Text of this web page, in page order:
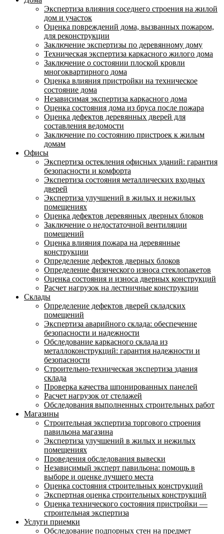
Экспертиза влияния соседнего строения на жилой
дом и участок
Оценка повреждений дома, вызванных пожаром,
для реконструкции
Заключение экспертизы по деревянному дому
Техническая экспертиза каркасного жилого дома
Заключение о состоянии плоской кровли
многоквартирного дома
Оценка влияния пристройки на техническое
состояние дома
Независимая экспертиза каркасного дома
Оценка состояния дома из бруса после пожара
Оценка дефектов деревянных дверей для
составления ведомости
Заключение по состоянию пристроек к жилым
домам
Офисы
Экспертиза остекления офисных зданий: гарантия
безопасности и комфорта
Экспертиза состояния металлических входных
дверей
Экспертиза улучшений в жилых и нежилых
помещениях
Оценка дефектов деревянных дверных блоков
Заключение о недостаточной вентиляции
помещений
Оценка влияния пожара на деревянные
конструкции
Определение дефектов дверных блоков
Определение физического износа стеклопакетов
Оценка состояния и износа дверных конструкций
Расчет нагрузок на лестничные конструкции
Склады
Определение дефектов дверей складских
помещений
Экспертиза аварийного склада: обеспечение
безопасности и надежности
Обследование каркасного склада из
металлоконструкций: гарантия надежности и
безопасности
Строительно-техническая экспертиза здания
склада
Проверка качества шпонированных панелей
Расчет нагрузок от стелажей
Обследования выполненных строительных работ
Магазины
Строительная экспертиза торгового строения
павильона магазина
Экспертиза улучшений в жилых и нежилых
помещениях
Проведения обследования вывески
Независимый эксперт павильона: помощь в
выборе и оценке лучшего места
Оценка состояния строительных конструкций
Экспертная оценка строительных конструкций
Оценка технического состояния пристройки —
строительная экспертиза
Услуги приемки
Обследование подпорных стен на предмет